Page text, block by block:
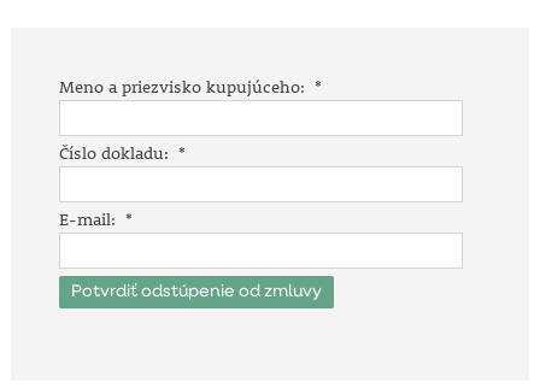
Meno a priezvisko kupujúceho: *
Číslo dokladu: *
E-mail: *